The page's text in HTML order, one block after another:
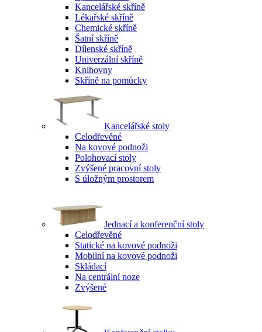
Kancelářské skříně
Lékařské skříně
Chemické skříně
Šatní skříně
Dílenské skříně
Univerzální skříně
Knihovny
Skříně na pomůcky
Kancelářské stoly
Celodřevěné
Na kovové podnoži
Polohovací stoly
Zvýšené pracovní stoly
S úložným prostorem
Jednací a konferenční stoly
Celodřevěné
Statické na kovové podnoži
Mobilní na kovové podnoži
Skládací
Na centrální noze
Zvýšené